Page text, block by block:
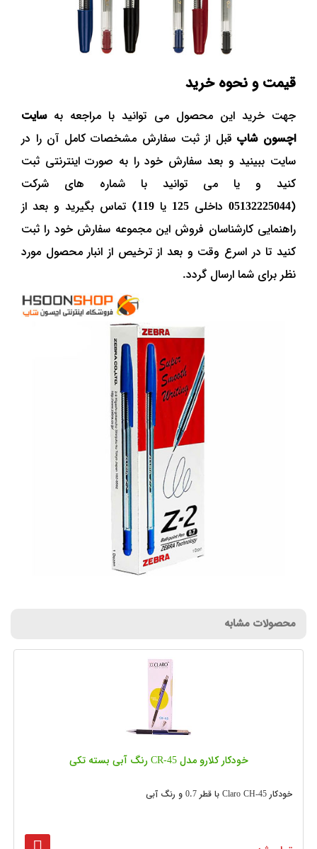
قیمت و نحوه خرید
جهت خرید این محصول می توانید با مراجعه بهسایت
اچسون شاپقبل از ثبت سفارش مشخصات کامل آن را در
سایت ببینید و بعد سفارش خود را به صورت اینترنتی ثبت
کنید و یا می توانید با شماره های شرکت
(
05132225044داخلی125 یا119) تماس بگیرید و بعد از
راهنمایی کارشناسان فروش این مجموعه سفارش خود را ثبت
کنید تا در اسرع وقت و بعد از ترخیص از انبار محصول مورد
نظر برای شما ارسال گردد.
محصولات مشابه
خودکار کلارو مدل CR-45 رنگ آبی بسته تکی
خودکار Claro CH-45 با قطر 0.7 و رنگ آبی